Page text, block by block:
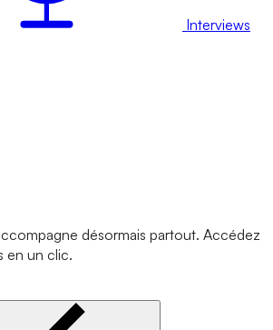
Interviews
désormais partout. Accédez
en un clic.